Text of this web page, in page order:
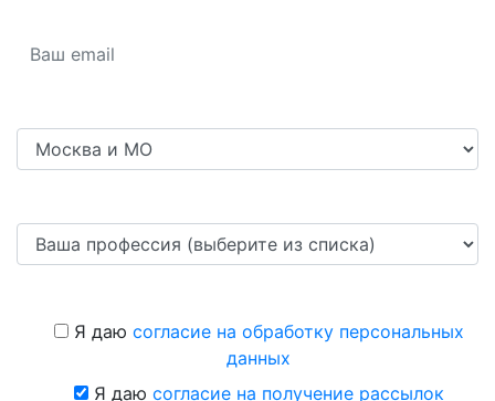
Я даю согласие на обработку персональных
данных
Я даю согласие на получение рассылок